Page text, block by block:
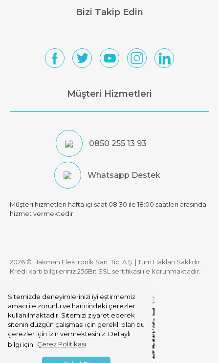
Sitemizde deneyimlerinizi iyileştirmemiz
amacı ile zorunlu ve haricindeki çerezler
kullanılmaktadır. Sitemizi ziyaret ederek
sitenin düzgün çalışması için gerekli olan bu
çerezler için izin vermektesiniz. Detaylı
bilgi için: Çerez Politikası
Bizi Takip Edin
Müşteri Hizmetleri
0850 255 13 93
Whatsapp Destek
Müşteri hizmetleri hafta içi saat 08:30 ile 18:00 saatleri arasında
hizmet vermektedir.
2026 © Hakman Elektronik San. Tic. A.Ş. | Tüm Hakları Saklıdır.
Kredi kartı bilgileriniz 256Bit SSL sertifikası ile korunmaktadır.